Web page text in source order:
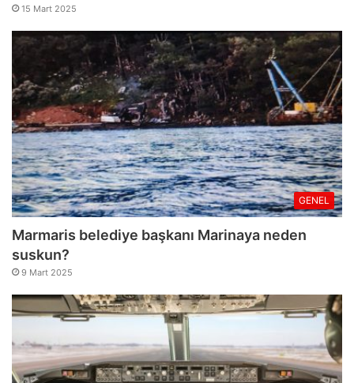
15 Mart 2025
GENEL
Marmaris belediye başkanı Marinaya neden
suskun?
9 Mart 2025